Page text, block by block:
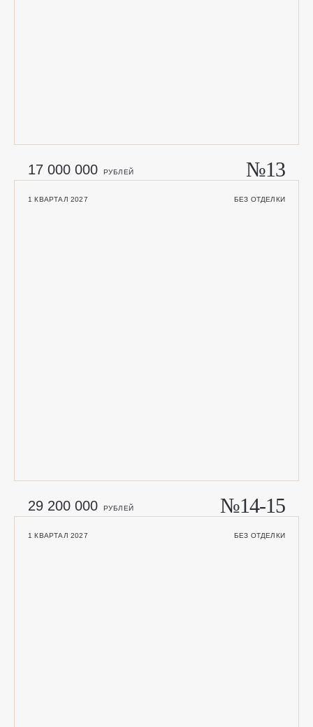
17 000 000 РУБЛЕЙ №13
29 200 000 РУБЛЕЙ №14-15
1 КВАРТАЛ 2027 БЕЗ ОТДЕЛКИ
1 КВАРТАЛ 2027 БЕЗ ОТДЕЛКИ